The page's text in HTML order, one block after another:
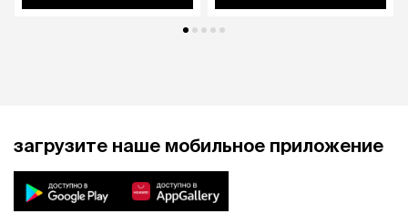
загрузите наше мобильное приложение